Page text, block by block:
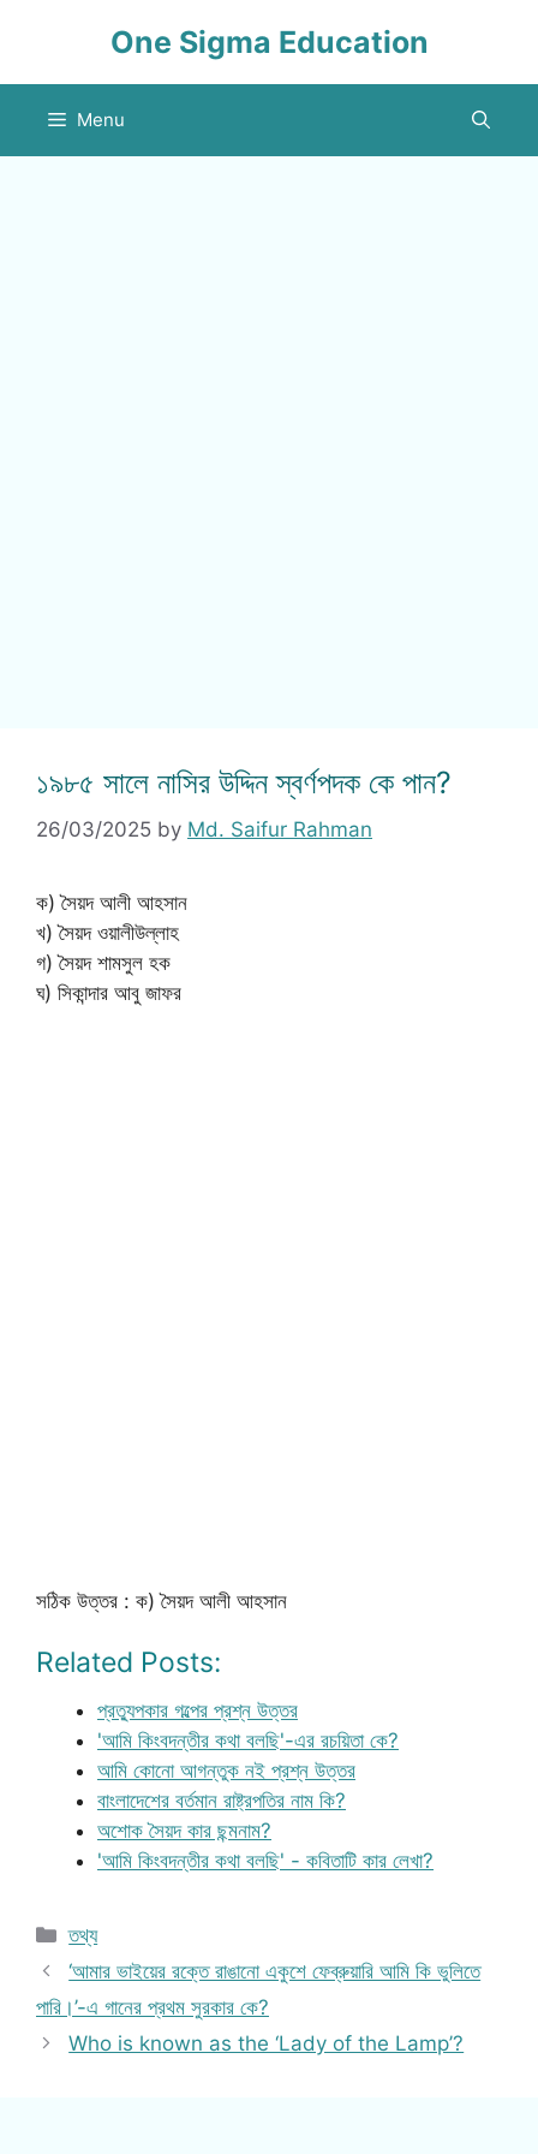
One Sigma Education
Menu
১৯৮৫ সালে নাসির উদ্দিন স্বর্ণপদক কে পান?
26/03/2025 by Md. Saifur Rahman
ক) সৈয়দ আলী আহসান
খ) সৈয়দ ওয়ালীউল্লাহ
গ) সৈয়দ শামসুল হক
ঘ) সিকান্দার আবু জাফর
সঠিক উত্তর : ক) সৈয়দ আলী আহসান
Related Posts:
প্রত্যুপকার গল্পের প্রশ্ন উত্তর
'আমি কিংবদন্তীর কথা বলছি'-এর রচয়িতা কে?
আমি কোনো আগন্তুক নই প্রশ্ন উত্তর
বাংলাদেশের বর্তমান রাষ্ট্রপতির নাম কি?
অশোক সৈয়দ কার ছন্মনাম?
'আমি কিংবদন্তীর কথা বলছি' - কবিতাটি কার লেখা?
Categories
তথ্য
‘আমার ভাইয়ের রক্তে রাঙানো একুশে ফেব্রুয়ারি আমি কি ভুলিতে
পারি।’-এ গানের প্রথম সুরকার কে?
Who is known as the ‘Lady of the Lamp’?